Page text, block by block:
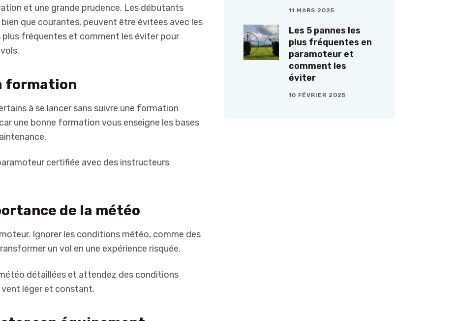
et une grande prudence. Les débutants
que courantes, peuvent être évitées avec les
plus fréquentes et comment les éviter pour
formation
à se lancer sans suivre une formation
une bonne formation vous enseigne les bases
certifiée avec des instructeurs
de la météo
Ignorer les conditions météo, comme des
un vol en une expérience risquée.
détaillées et attendez des conditions
léger et constant.
11 MARS 2025
Les 5 pannes les
plus fréquentes en
paramoteur et
comment les
éviter
10 FÉVRIER 2025